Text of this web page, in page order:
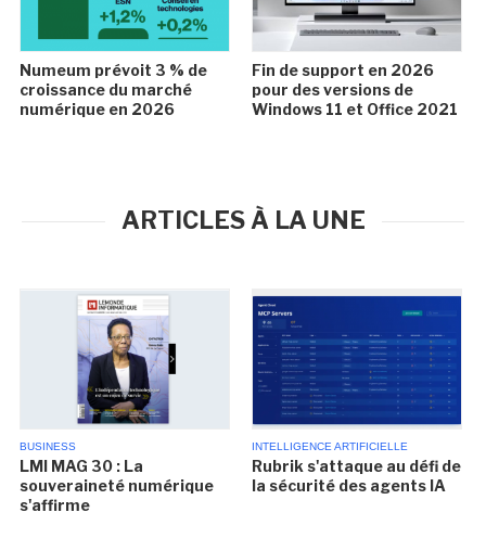
Numeum prévoit 3 % de
croissance du marché
numérique en 2026
Fin de support en 2026
pour des versions de
Windows 11 et Office 2021
ARTICLES À LA UNE
BUSINESS
LMI MAG 30 : La
souveraineté numérique
s'affirme
INTELLIGENCE ARTIFICIELLE
Rubrik s'attaque au défi de
la sécurité des agents IA